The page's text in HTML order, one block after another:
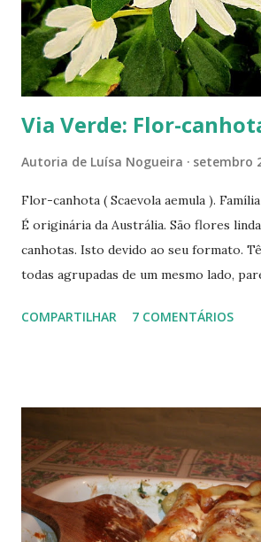
Via Verde: Flor-
Autoria de Luísa Nogueira setembro
Flor-canhota ( Scaevola aemula ).
É originária da Austrália. São flores
canhotas. Isto devido ao seu formato.
todas agrupadas de um mesmo lado,
mostrando suas flores brancas, azuis e
COMPARTILHAR 7 COMENTÁRIOS